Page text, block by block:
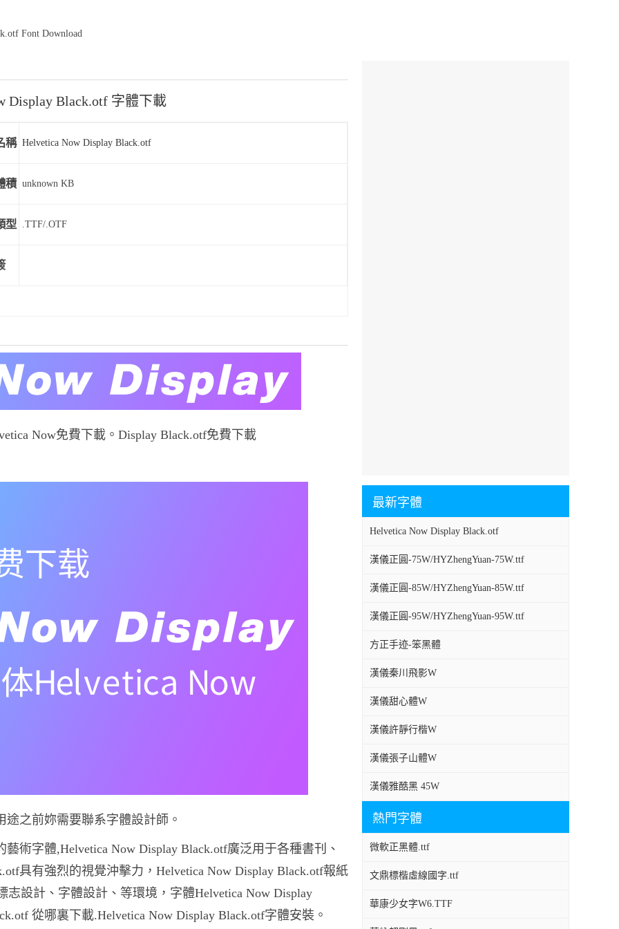
Font Download
最新字體
Helvetica Now Display Black.otf
漢儀正圓-75W/HYZhengYuan-75W.ttf
漢儀正圓-85W/HYZhengYuan-85W.ttf
漢儀正圓-95W/HYZhengYuan-95W.ttf
方正手迹-笨黑體
漢儀秦川飛影W
漢儀甜心體W
漢儀許靜行楷W
漢儀張子山體W
漢儀雅酷黑 45W
熱門字體
微軟正黑體.ttf
文鼎標楷虛線國字.ttf
華康少女字W6.TTF
Display Black.otf 字體下載
稱 Helvetica Now Display Black.otf
積 unknown KB
型 .TTF/.OTF
Now免費下載。Display Black.otf免費下載
途之前妳需要聯系字體設計師。
術字體,Helvetica Now Display Black.otf廣泛用于各種書刊、
具有強烈的視覺沖擊力，Helvetica Now Display Black.otf報紙
設計、字體設計、等環境，字體Helvetica Now Display
從哪裏下載.Helvetica Now Display Black.otf字體安裝。